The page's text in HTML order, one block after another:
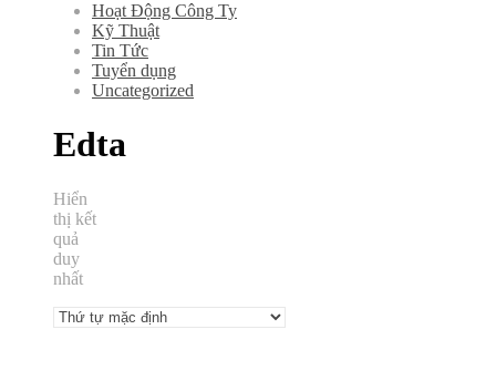
Hoạt Động Công Ty
Kỹ Thuật
Tin Tức
Tuyển dụng
Uncategorized
Edta
Hiển
thị kết
quả
duy
nhất